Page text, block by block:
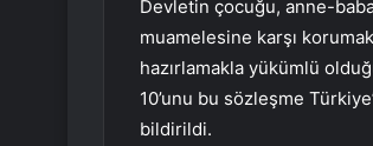
Devletin çocuğu, anne-
muamelesine karşı
hazırlamakla yükümlü
10’unu bu sözleşme
bildirildi.